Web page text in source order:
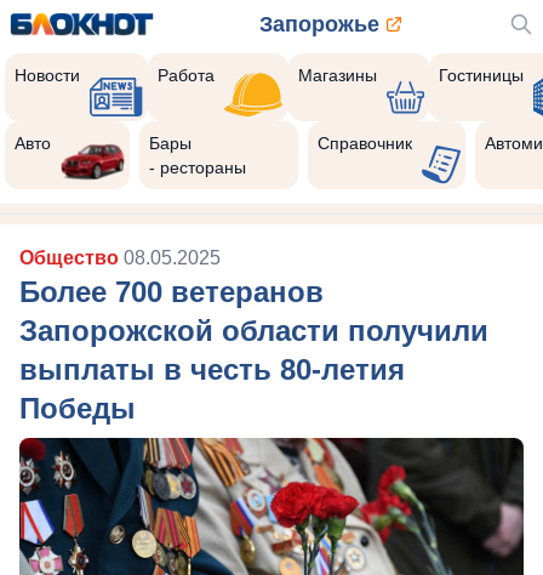
Запорожье
Новости Работа Магазины Гостиницы
Авто
Бары
- рестораны
Справочник
Общество 08.05.2025
Более 700 ветеранов
Запорожской области получили
выплаты в честь 80-летия
Победы